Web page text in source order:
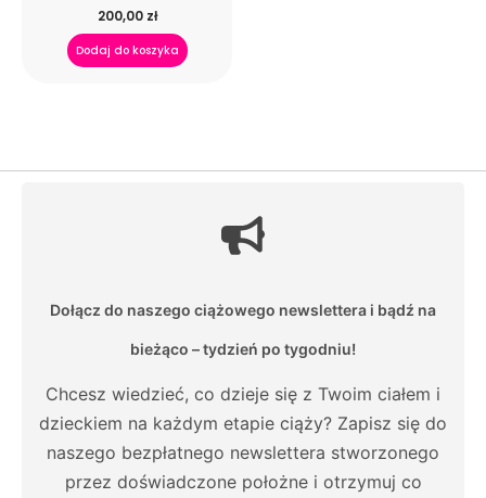
Oceniono
5.00
200,00 zł
Dodaj do koszyka
Dołącz do naszego ciążowego newslettera i bądź na
bieżąco – tydzień po tygodniu!
Chcesz wiedzieć, co dzieje się z Twoim ciałem i
dzieckiem na każdym etapie ciąży? Zapisz się do
naszego bezpłatnego newslettera stworzonego
przez doświadczone położne i otrzymuj co